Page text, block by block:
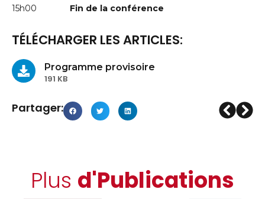
15h00 Fin de la conférence
TÉLÉCHARGER LES ARTICLES:
Programme provisoire
191 KB
Partager:
Plus d'Publications